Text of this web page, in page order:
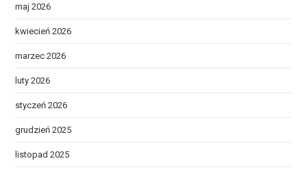
maj 2026
kwiecień 2026
marzec 2026
luty 2026
styczeń 2026
grudzień 2025
listopad 2025